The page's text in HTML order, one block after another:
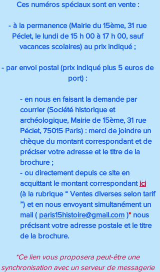
Ces numéros spéciaux sont en vente :
- à la permanence (Mairie du 15ème, 31 rue
Péclet, le lundi de 15 h 00 à 17 h 00, sauf
vacances scolaires) au prix indiqué ;
- par envoi postal (prix indiqué plus 5 euros de
port) :
- en nous en faisant la demande par
courrier (Société historique et
archéologique, Mairie de 15ème, 31 rue
Péclet, 75015 Paris) : merci de joindre un
chèque du montant correspondant et de
préciser votre adresse et le titre de la
brochure ;
- ou directement depuis ce site en
acquittant le montant correspondant ici
(à la rubrique “ Ventes diverses selon tarif
”) et en nous envoyant simultanément un
mail ( paris15histoire@gmail.com )*nous
précisant votre adresse postale et le titre
de la brochure.
*Ce lien vous proposera peut-être une
synchronisation avec un serveur de messagerie